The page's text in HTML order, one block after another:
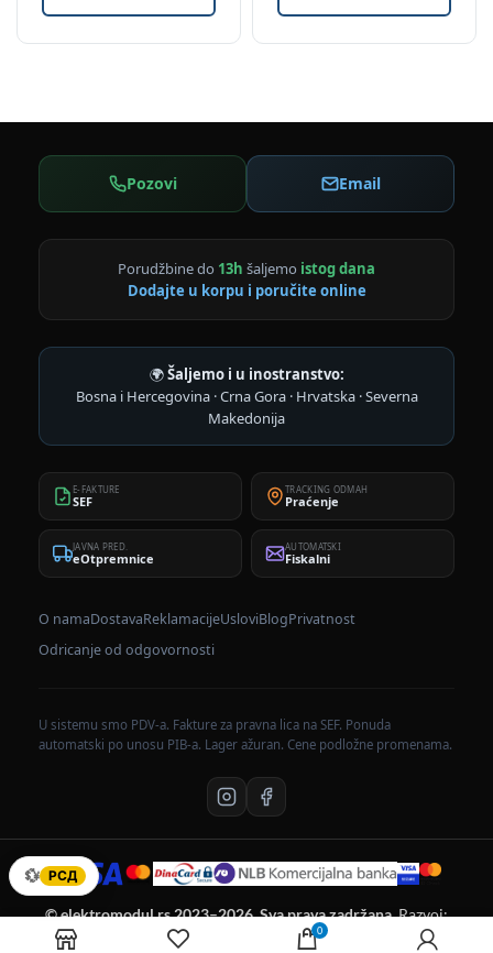
Pozovi Email
Porudžbine do 13h šaljemo istog dana
Dodajte u korpu i poručite online
🌍Šaljemo i u inostranstvo:
Bosna i Hercegovina · Crna Gora · Hrvatska · Severna
Makedonija
E-FAKTURE
SEF
TRACKING ODMAH
Praćenje
JAVNA PRED.
eOtpremnice
AUTOMATSKI
Fiskalni
O namaDostavaReklamacijeUsloviBlogPrivatnost
Odricanje od odgovornosti
U sistemu smo PDV-a. Fakture za pravna lica na SEF. Ponuda
automatski po unosu PIB-a. Lager ažuran. Cene podložne promenama.
© elektromodul.rs 2023–2026. Sva prava zadržana.Razvoj:
elektromodul tim.
0
💱 РСД